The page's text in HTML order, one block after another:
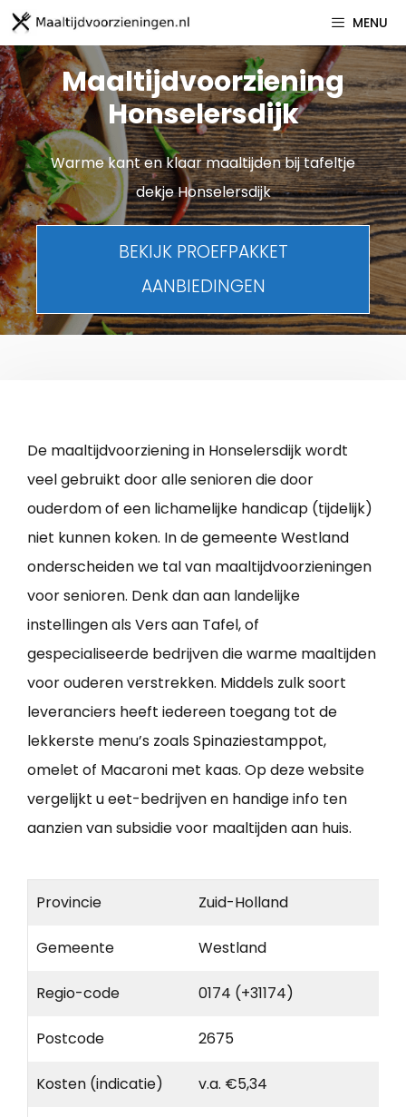
Spring
naar
inhoud
MENU
Maaltijdvoorziening
Honselersdijk
Warme kant en klaar maaltijden bij tafeltje
dekje Honselersdijk
BEKIJK PROEFPAKKET
AANBIEDINGEN
De maaltijdvoorziening in Honselersdijk wordt
veel gebruikt door alle senioren die door
ouderdom of een lichamelijke handicap (tijdelijk)
niet kunnen koken. In de gemeente Westland
onderscheiden we tal van maaltijdvoorzieningen
voor senioren. Denk dan aan landelijke
instellingen als Vers aan Tafel, of
gespecialiseerde bedrijven die warme maaltijden
voor ouderen verstrekken. Middels zulk soort
leveranciers heeft iedereen toegang tot de
lekkerste menu’s zoals Spinaziestamppot,
omelet of Macaroni met kaas. Op deze website
vergelijkt u eet-bedrijven en handige info ten
aanzien van subsidie voor maaltijden aan huis.
Provincie Zuid-Holland
Gemeente Westland
Regio-code 0174 (+31174)
Postcode 2675
Kosten (indicatie) v.a. €5,34